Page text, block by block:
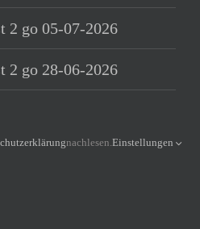
2 go 05-07-2026
2 go 28-06-2026
nachlesen.Einstellungen